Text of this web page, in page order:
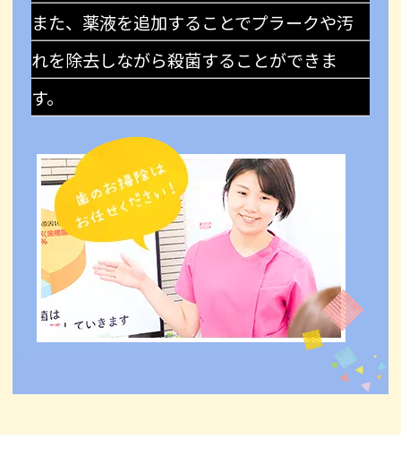
また、薬液を追加することでプラークや汚
れを除去しながら殺菌することができま
す。